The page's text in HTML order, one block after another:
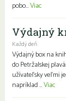
pobo...Viac
Výdajný
Každý deň
Výdajný box na
do Petržalskej
užívateľsky veľmi
napríklad ...Viac